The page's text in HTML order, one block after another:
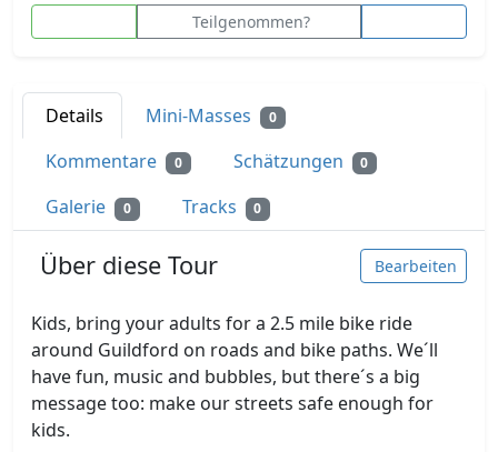
Teilgenommen?
Details Mini-Masses 0
Kommentare 0 Schätzungen 0
Galerie 0 Tracks 0
Über diese Tour Bearbeiten
Kids, bring your adults for a 2.5 mile bike ride
around Guildford on roads and bike paths. We´ll
have fun, music and bubbles, but there´s a big
message too: make our streets safe enough for
kids.